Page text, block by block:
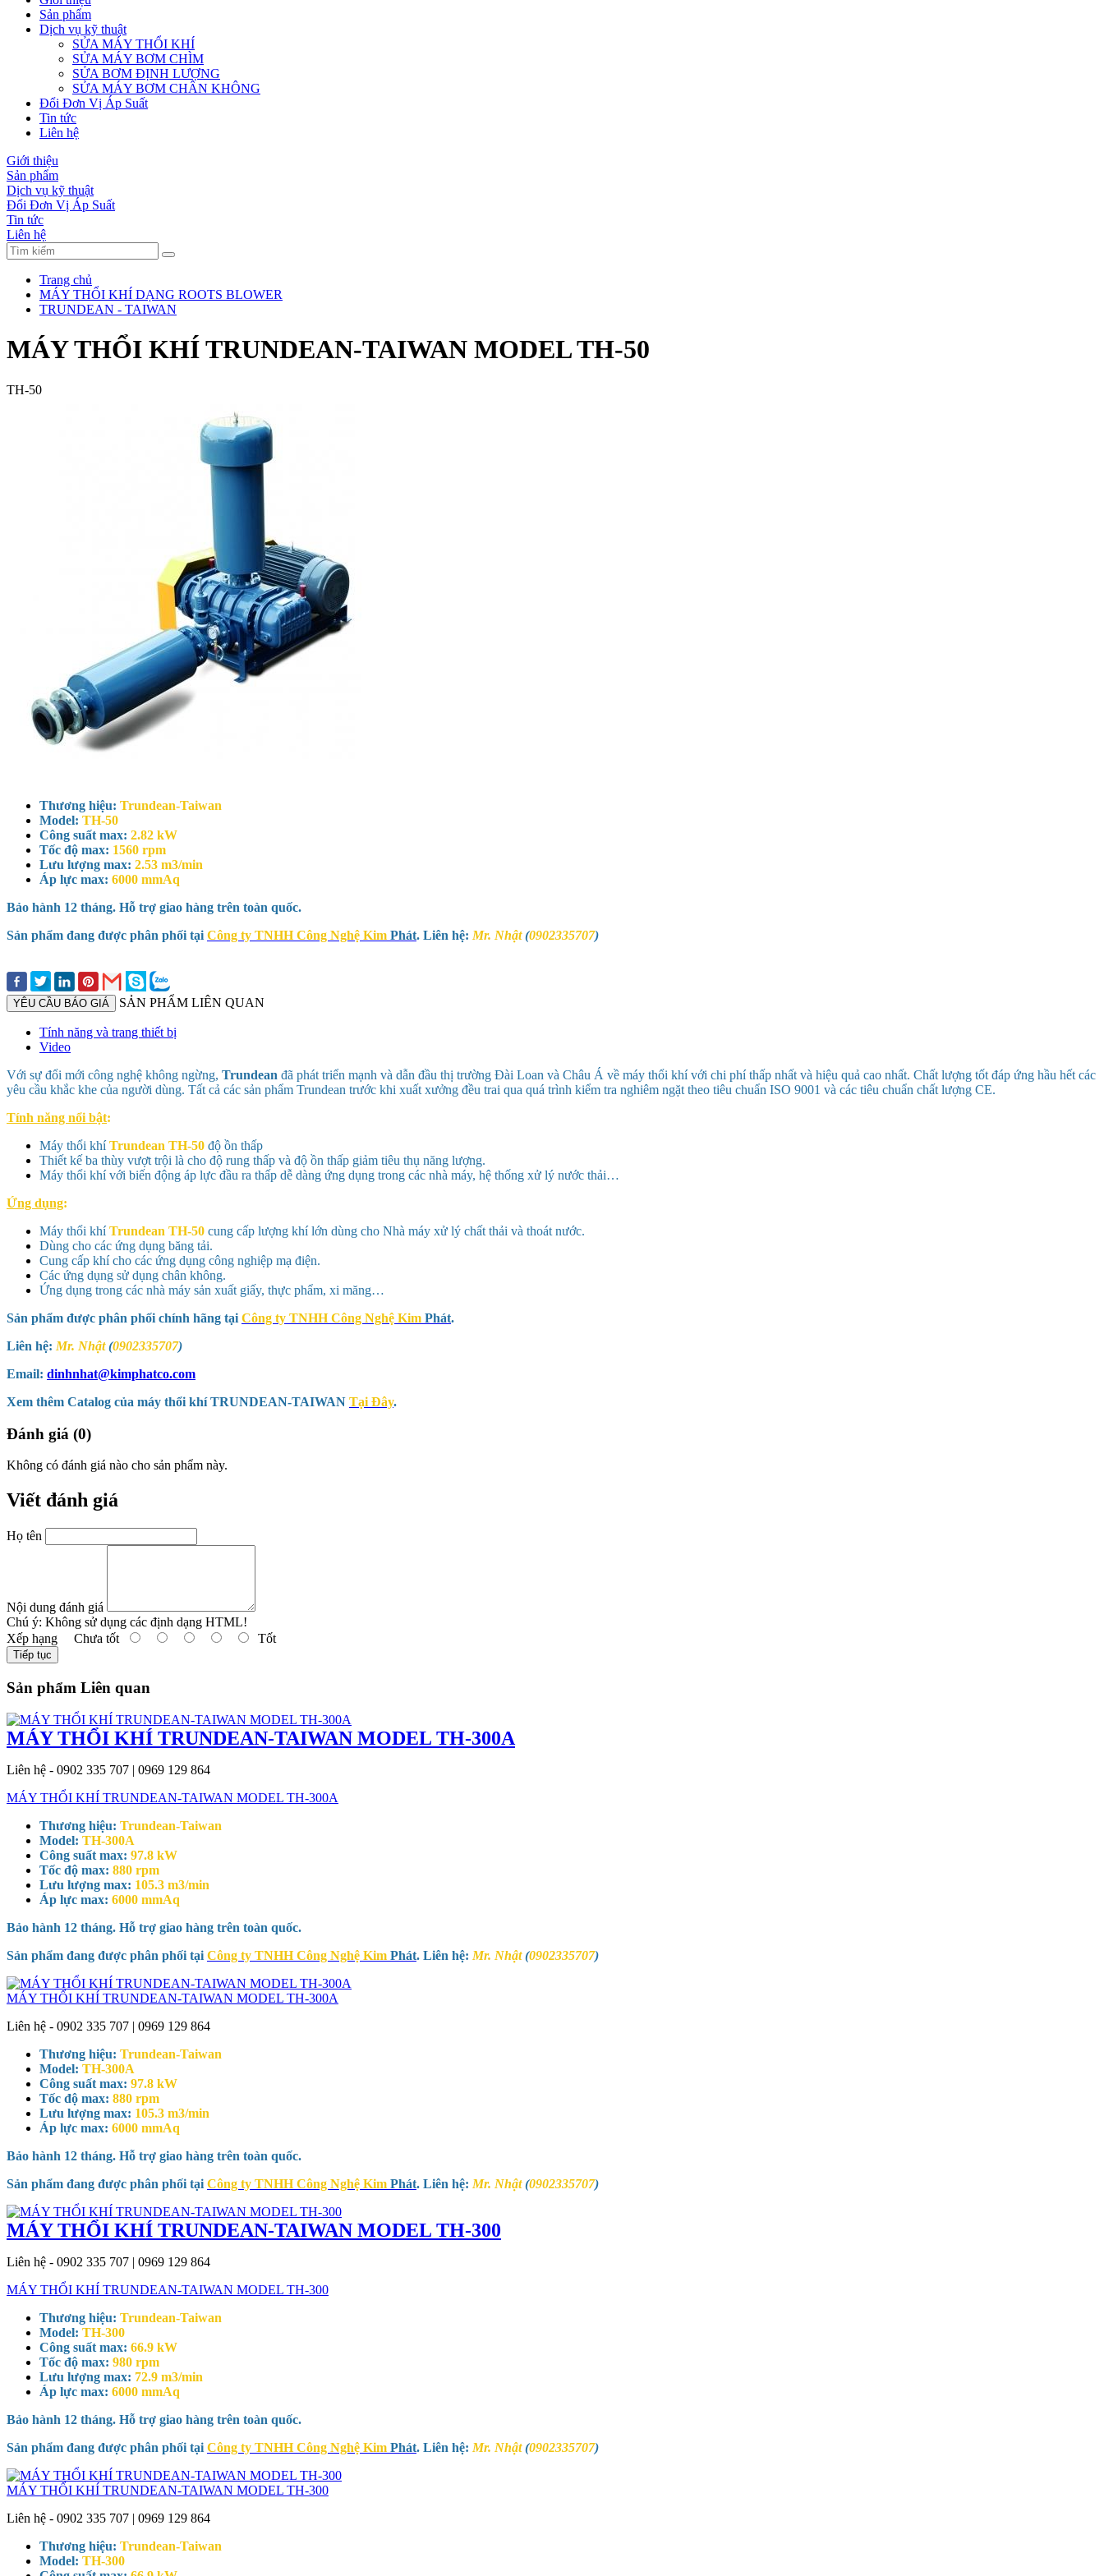
Sản phẩm
Dịch vụ kỹ thuật
SỬA MÁY THỔI KHÍ
SỬA MÁY BƠM CHÌM
SỬA BƠM ĐỊNH LƯỢNG
SỬA MÁY BƠM CHÂN KHÔNG
Đổi Đơn Vị Áp Suất
Tin tức
Liên hệ
Giới thiệu
Sản phẩm
Dịch vụ kỹ thuật
Đổi Đơn Vị Áp Suất
Tin tức
Liên hệ
Trang chủ
MÁY THỔI KHÍ DẠNG ROOTS BLOWER
TRUNDEAN - TAIWAN
MÁY THỔI KHÍ TRUNDEAN-TAIWAN MODEL TH-50
TH-50
Thương hiệu: Trundean-Taiwan
Model: TH-50
Công suất max: 2.82 kW
Tốc độ max: 1560 rpm
Lưu lượng max: 2.53 m3/min
Áp lực max: 6000 mmAq
Bảo hành 12 tháng. Hỗ trợ giao hàng trên toàn quốc.
Sản phẩm đang được phân phối tại Công ty TNHH Công Nghệ Kim Phát. Liên hệ: Mr. Nhật(0902335707)
YÊU CẦU BÁO GIÁ SẢN PHẨM LIÊN QUAN
Tính năng và trang thiết bị
Video
Với sự đổi mới công nghệ không ngừng, Trundean đã phát triển mạnh và dẫn đầu thị trường Đài Loan và Châu Á về máy thổi khí với chi phí thấp nhất và hiệu quả cao nhất. Chất lượng tốt đáp ứng hầu hết các
yêu cầu khắc khe của người dùng. Tất cả các sản phẩm Trundean trước khi xuất xưởng đều trai qua quá trình kiểm tra nghiêm ngặt theo tiêu chuẩn ISO 9001 và các tiêu chuẩn chất lượng CE.
Tính năng nổi bật:
Máy thổi khíTrundean TH-50 độ ồn thấp
Thiết kế ba thùy vượt trội là cho độ rung thấp và độ ồn thấp giảm tiêu thụ năng lượng.
Máy thổi khí với biến động áp lực đầu ra thấp dễ dàng ứng dụng trong các nhà máy, hệ thống xử lý nước thải…
Ứng dụng:
Máy thổi khíTrundean TH-50 cung cấp lượng khí lớn dùng cho Nhà máy xử lý chất thải và thoát nước.
Dùng cho các ứng dụng băng tải.
Cung cấp khí cho các ứng dụng công nghiệp mạ điện.
Các ứng dụng sử dụng chân không.
Ứng dụng trong các nhà máy sản xuất giấy, thực phẩm, xi măng…
Sản phẩm được phân phối chính hãng tại Công ty TNHH Công Nghệ Kim Phát.
Liên hệ: Mr. Nhật (0902335707)
Email: dinhnhat@kimphatco.com
Xem thêm Catalog của máy thổi khí TRUNDEAN-TAIWAN Tại Đây.
Đánh giá (0)
Không có đánh giá nào cho sản phẩm này.
Viết đánh giá
Họ tên
Nội dung đánh giá
Chú ý: Không sử dụng các định dạng HTML!
Xếp hạng Chưa tốt Tốt
Tiếp tục
Sản phẩm Liên quan
MÁY THỔI KHÍ TRUNDEAN-TAIWAN MODEL TH-300A
Liên hệ - 0902 335 707 | 0969 129 864
MÁY THỔI KHÍ TRUNDEAN-TAIWAN MODEL TH-300A
Thương hiệu: Trundean-Taiwan
Model: TH-300A
Công suất max: 97.8 kW
Tốc độ max: 880 rpm
Lưu lượng max: 105.3 m3/min
Áp lực max: 6000 mmAq
Bảo hành 12 tháng. Hỗ trợ giao hàng trên toàn quốc.
Sản phẩm đang được phân phối tại Công ty TNHH Công Nghệ Kim Phát. Liên hệ: Mr. Nhật(0902335707)
MÁY THỔI KHÍ TRUNDEAN-TAIWAN MODEL TH-300A
Liên hệ - 0902 335 707 | 0969 129 864
Thương hiệu: Trundean-Taiwan
Model: TH-300A
Công suất max: 97.8 kW
Tốc độ max: 880 rpm
Lưu lượng max: 105.3 m3/min
Áp lực max: 6000 mmAq
Bảo hành 12 tháng. Hỗ trợ giao hàng trên toàn quốc.
Sản phẩm đang được phân phối tại Công ty TNHH Công Nghệ Kim Phát. Liên hệ: Mr. Nhật(0902335707)
MÁY THỔI KHÍ TRUNDEAN-TAIWAN MODEL TH-300
Liên hệ - 0902 335 707 | 0969 129 864
MÁY THỔI KHÍ TRUNDEAN-TAIWAN MODEL TH-300
Thương hiệu: Trundean-Taiwan
Model: TH-300
Công suất max: 66.9 kW
Tốc độ max: 980 rpm
Lưu lượng max: 72.9 m3/min
Áp lực max: 6000 mmAq
Bảo hành 12 tháng. Hỗ trợ giao hàng trên toàn quốc.
Sản phẩm đang được phân phối tại Công ty TNHH Công Nghệ Kim Phát. Liên hệ: Mr. Nhật(0902335707)
MÁY THỔI KHÍ TRUNDEAN-TAIWAN MODEL TH-300
Liên hệ - 0902 335 707 | 0969 129 864
Thương hiệu: Trundean-Taiwan
Model: TH-300